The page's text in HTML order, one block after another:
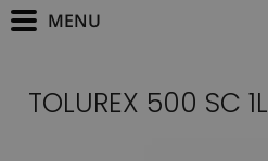
TOLUREX 500 SC 1L